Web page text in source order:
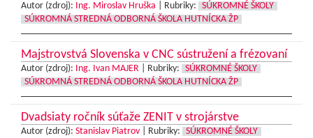
Autor (zdroj): Ing. Miroslav Hruška Rubriky:
SÚKROMNÉ ŠKOLY
SÚKROMNÁ STREDNÁ ODBORNÁ ŠKOLA HUTNÍCKA ŽP
Majstrovstvá Slovenska v CNC sústružení a frézovaní
Autor (zdroj): Ing. Ivan MAJER Rubriky:
SÚKROMNÉ ŠKOLY
SÚKROMNÁ STREDNÁ ODBORNÁ ŠKOLA HUTNÍCKA ŽP
Dvadsiaty ročník súťaže ZENIT v strojárstve
Autor (zdroj): Stanislav Piatrov Rubriky:
SÚKROMNÉ ŠKOLY